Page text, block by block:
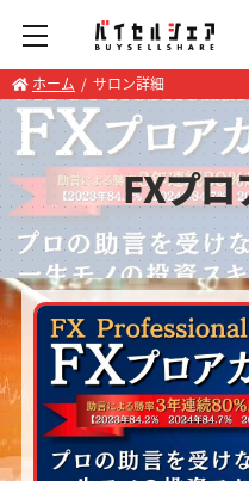
ホーム サロン詳細
FXプ